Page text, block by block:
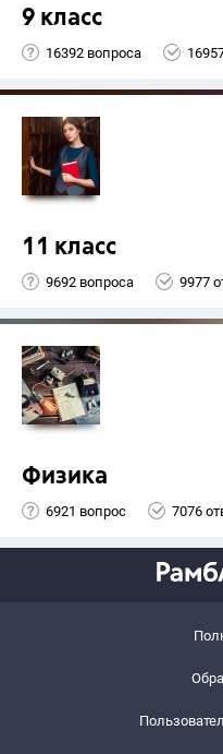
9 класс
16392 вопроса
11 класс
9692 вопроса 9977
Физика
6921 вопрос 7076